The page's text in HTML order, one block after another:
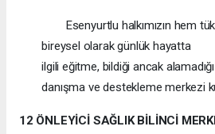
Esenyurtlu halkımızın hem
bireysel olarak günlük hayatta
ilgili eğitme, bildiği ancak
danışma ve destekleme merkezi
12 ÖNLEYİCİ SAĞLIK BİLİNCİ